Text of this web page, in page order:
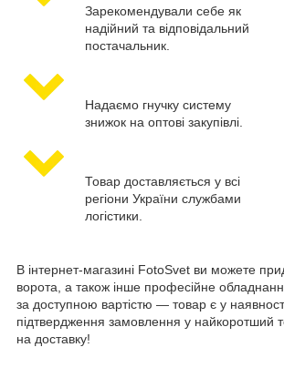
Зарекомендували себе як
надійний та відповідальний
постачальник.
Надаємо гнучку систему
знижок на оптові закупівлі.
Товар доставляється у всі
регіони України службами
логістики.
В інтернет-магазині FotoSvet ви можете
ворота, а також інше професійне
за доступною вартістю — товар є у
підтвердження замовлення у найкоротший
на доставку!